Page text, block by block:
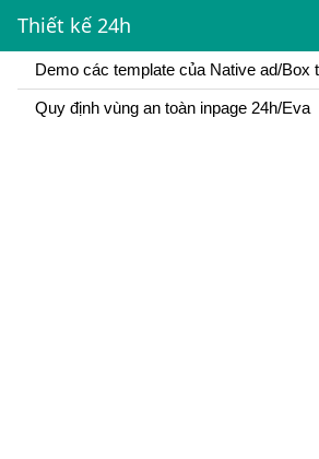
Thiết kế 24h
Demo các template của Native ad/Box
Quy định vùng an toàn inpage 24h/Eva